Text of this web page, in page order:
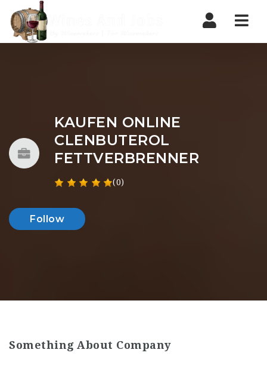
KAUFEN ONLINE
CLENBUTEROL
FETTVERBRENNER
(0)
Follow
Something About Company